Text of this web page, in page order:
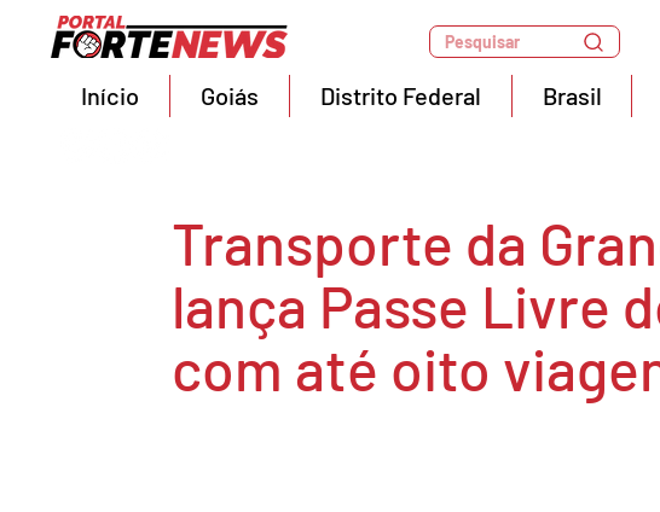
Pesquisar
Início
Goiás Distrito Federal Brasil
Transporte da
lança Passe Livre
com até oito